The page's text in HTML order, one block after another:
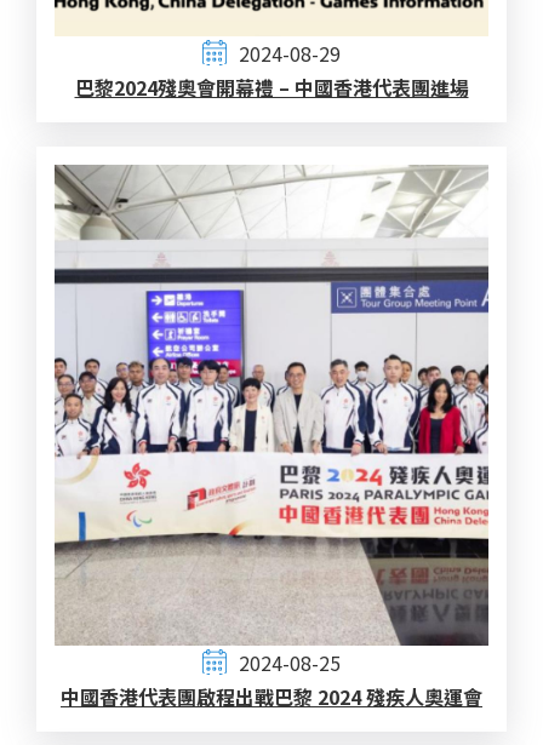
2024-08-29
巴黎2024殘奧會開幕禮 – 中國香港代表團進場
2024-08-25
中國香港代表團啟程出戰巴黎 2024 殘疾人奧運會